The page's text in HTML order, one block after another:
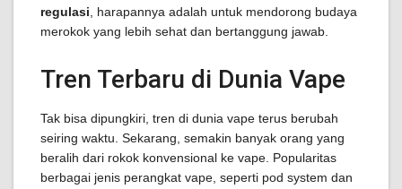
regulasi , harapannya adalah untuk mendorong budaya
merokok yang lebih sehat dan bertanggung jawab.
Tren Terbaru di Dunia Vape
Tak bisa dipungkiri, tren di dunia vape terus berubah
seiring waktu. Sekarang, semakin banyak orang yang
beralih dari rokok konvensional ke vape. Popularitas
berbagai jenis perangkat vape, seperti pod system dan